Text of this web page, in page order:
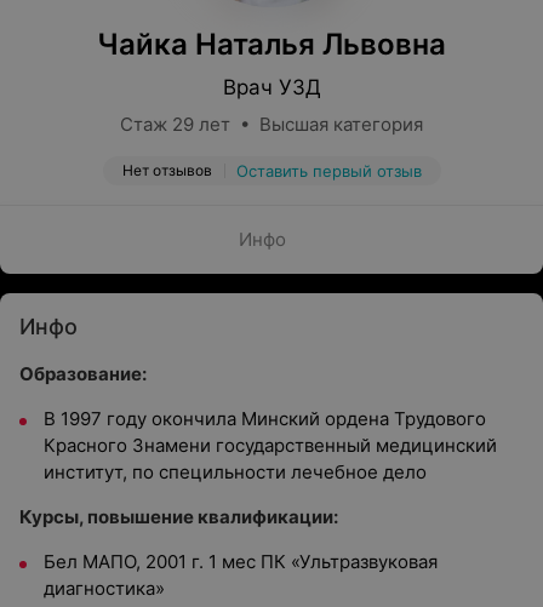
Чайка Наталья Львовна
Врач УЗД
Стаж 29 лет • Высшая категория
Нет отзывов Оставить первый отзыв
Инфо
Инфо
Образование:
В 1997 году окончила Минский ордена Трудового
Красного Знамени государственный медицинский
институт, по специльности лечебное дело
Курсы, повышение квалификации:
Бел МАПО, 2001 г. 1 мес ПК «Ультразвуковая
диагностика»